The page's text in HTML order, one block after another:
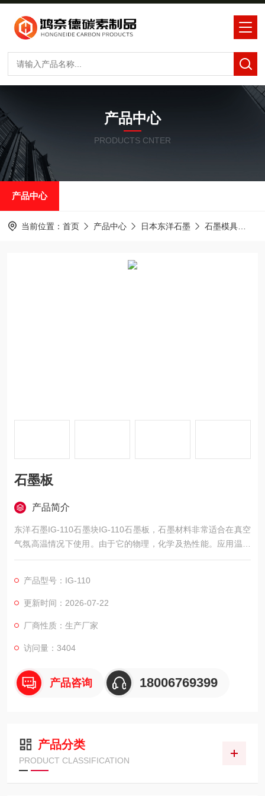
产品中心
PRODUCTS CNTER
产品中心
当前位置： 首页 产品中心 日本东洋石墨 石墨模具
石墨板
产品简介
东洋石墨IG-110石墨块IG-110石墨板，石墨材料非常适合在真空
气氛高温情况下使用。由于它的物理，化学及热性能。应用温度
可以达到2300摄氏度。同时，石墨具有加热均匀，良好的导电
等优势。
产品型号：IG-110
更新时间：2026-07-22
厂商性质：生产厂家
访问量：3404
产品咨询 18006769399
产品分类
PRODUCT CLASSIFICATION